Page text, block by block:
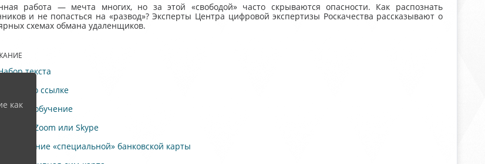
работа — мечта многих, но за этой «свободой» часто скрываются опасности. Как распознать
и не попасться на «развод»? Эксперты Центра цифровой экспертизы Роскачества рассказывают о
схемах обмана удаленщиков.
текста
Анкета по ссылке
обучение
Обман в Zoom или Skype
Оформление «специальной» банковской карты
как